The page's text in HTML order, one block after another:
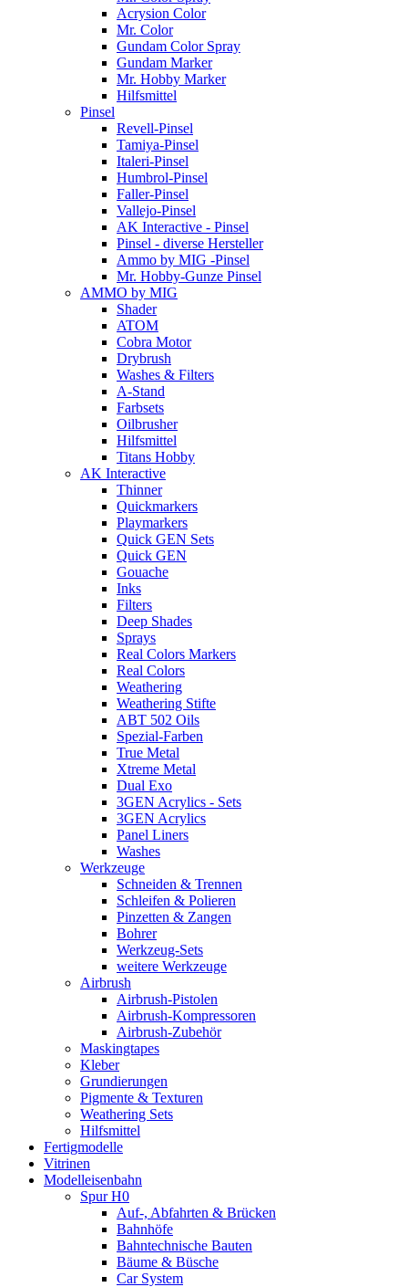
Acrysion Color
Mr. Color
Gundam Color Spray
Gundam Marker
Mr. Hobby Marker
Hilfsmittel
Pinsel
Revell-Pinsel
Tamiya-Pinsel
Italeri-Pinsel
Humbrol-Pinsel
Faller-Pinsel
Vallejo-Pinsel
AK Interactive - Pinsel
Pinsel - diverse Hersteller
Ammo by MIG -Pinsel
Mr. Hobby-Gunze Pinsel
AMMO by MIG
Shader
ATOM
Cobra Motor
Drybrush
Washes & Filters
A-Stand
Farbsets
Oilbrusher
Hilfsmittel
Titans Hobby
AK Interactive
Thinner
Quickmarkers
Playmarkers
Quick GEN Sets
Quick GEN
Gouache
Inks
Filters
Deep Shades
Sprays
Real Colors Markers
Real Colors
Weathering
Weathering Stifte
ABT 502 Oils
Spezial-Farben
True Metal
Xtreme Metal
Dual Exo
3GEN Acrylics - Sets
3GEN Acrylics
Panel Liners
Washes
Werkzeuge
Schneiden & Trennen
Schleifen & Polieren
Pinzetten & Zangen
Bohrer
Werkzeug-Sets
weitere Werkzeuge
Airbrush
Airbrush-Pistolen
Airbrush-Kompressoren
Airbrush-Zubehör
Maskingtapes
Kleber
Grundierungen
Pigmente & Texturen
Weathering Sets
Hilfsmittel
Fertigmodelle
Vitrinen
Modelleisenbahn
Spur H0
Auf-, Abfahrten & Brücken
Bahnhöfe
Bahntechnische Bauten
Bäume & Büsche
Car System